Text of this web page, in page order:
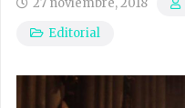
27 noviembre, 2018
Editorial